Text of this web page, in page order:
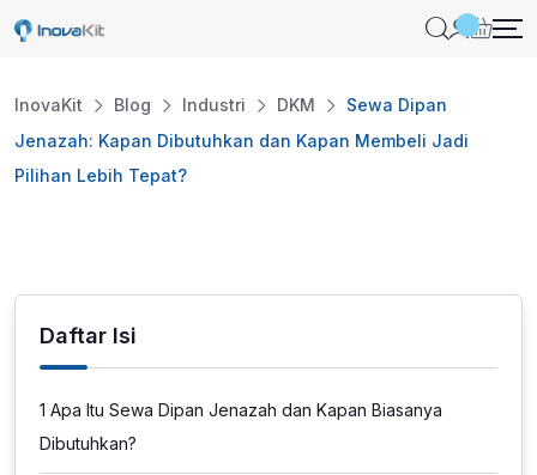
Skip
InovaKit Blog Industri DKM
Sewa Dipan
Jenazah: Kapan Dibutuhkan dan Kapan Membeli Jadi
Pilihan Lebih Tepat?
Daftar Isi
1 Apa Itu Sewa Dipan Jenazah dan Kapan Biasanya
Dibutuhkan?